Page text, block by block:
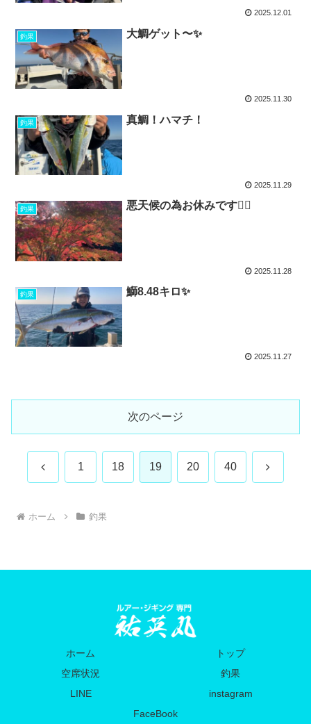
2025.12.01
釣果 大鯛ゲット〜✨
2025.11.30
釣果 真鯛！ハマチ！
2025.11.29
釣果 悪天候の為お休みです🙇‍♂️
2025.11.28
釣果 鰤8.48キロ✨
2025.11.27
次のページ
前 1 18 19 20 40 次
ホーム 釣果
ホーム
トップ
空席状況
釣果
LINE
instagram
FaceBook